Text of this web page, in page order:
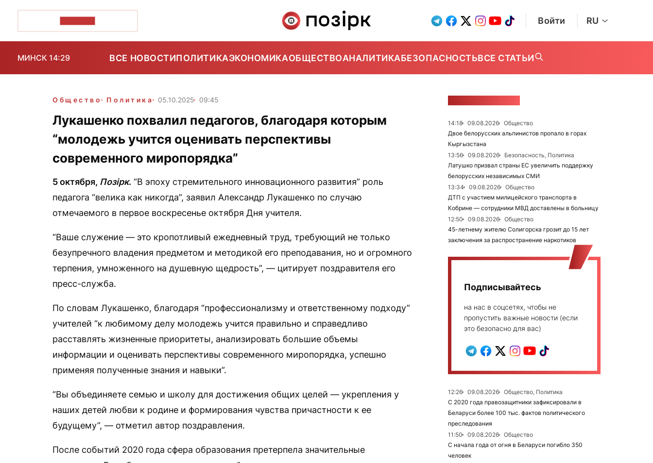
Войти RU
МИНСК 14:29 ВСЕ НОВОСТИПОЛИТИКАЭКОНОМИКАОБЩЕСТВОАНАЛИТИКАБЕЗОПАСНОСТЬВСЕ СТАТЬИ
Общество Политика 05.10.2025 09:45
Лукашенко похвалил педагогов, благодаря которым
“молодежь учится оценивать перспективы
современного миропорядка”
5 октября, Позірк. “В эпоху стремительного инновационного развития” роль
педагога “велика как никогда”, заявил Александр Лукашенко по случаю
отмечаемого в первое воскресенье октября Дня учителя.
“Ваше служение — это кропотливый ежедневный труд, требующий не только
безупречного владения предметом и методикой его преподавания, но и огромного
терпения, умноженного на душевную щедрость”, — цитирует поздравителя его
пресс-служба.
По словам Лукашенко, благодаря “профессионализму и ответственному подходу”
учителей “к любимому делу молодежь учится правильно и справедливо
расставлять жизненные приоритеты, анализировать большие объемы
информации и оценивать перспективы современного миропорядка, успешно
применяя полученные знания и навыки”.
“Вы объединяете семью и школу для достижения общих целей — укрепления у
наших детей любви к родине и формирования чувства причастности к ее
будущему”, — отметил автор поздравления.
После событий 2020 года сфера образования претерпела значительные
14:18 09.08.2026
Общество
Двое белорусских альпинистов пропало в горах
Кыргызстана
13:56
09.08.2026
Безопасность, Политика
Латушко призвал страны ЕС увеличить поддержку
белорусских независимых СМИ
13:34
09.08.2026
Общество
ДТП с участием милицейского транспорта в
Кобрине — сотрудники МВД доставлены в больницу
12:50
09.08.2026
Общество
45-летнему жителю Солигорска грозит до 15 лет
заключения за распространение наркотиков
Подписывайтесь
на нас в соцсетях, чтобы не
пропустить важные новости (если
это безопасно для вас)
12:26 09.08.2026
Общество, Политика
С 2020 года правозащитники зафиксировали в
Беларуси более 100 тыс. фактов политического
преследования
11:50
09.08.2026
Общество
С начала года от огня в Беларуси погибло 350
человек